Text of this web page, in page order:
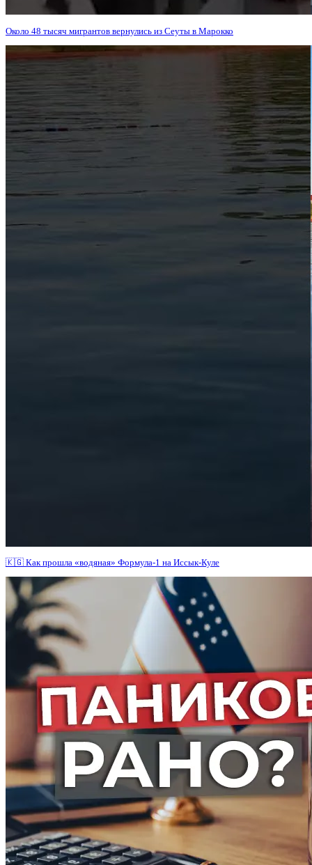
Около 48 тысяч мигрантов вернулись из Сеуты в Марокко
🇰🇬 Как прошла «водяная» Формула-1 на Иссык-Куле